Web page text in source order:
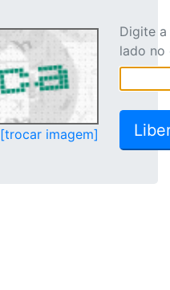
[trocar imagem]
Digite
lado no